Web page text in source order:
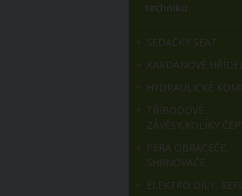
techniku
SEDAČKY SEAT
KARDANOVÉ
HYDRAULICKÉ
TŘÍBODOVÉ
PERA OBRACEČE,
SHRNOVAČE
ELEKTRO DÍLY, REFLEXNÍ